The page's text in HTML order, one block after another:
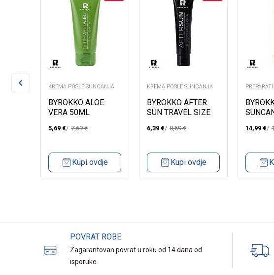
KREMA POSLE SUNCANJA
BYROKKO ALOE
VERA 50ML
5,69 € 7,69€
Kupi ovdje
KREMA POSLE SUNCANJA
BYROKKO AFTER
SUN TRAVEL SIZE
6,39 € 8,59€
Kupi ovdje
14,99 €
POVRAT ROBE
Zagarantovan povrat u roku od 14 dana od
isporuke.